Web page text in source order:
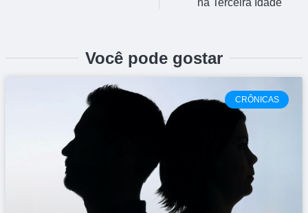
Você pode gostar
CRÔNICAS